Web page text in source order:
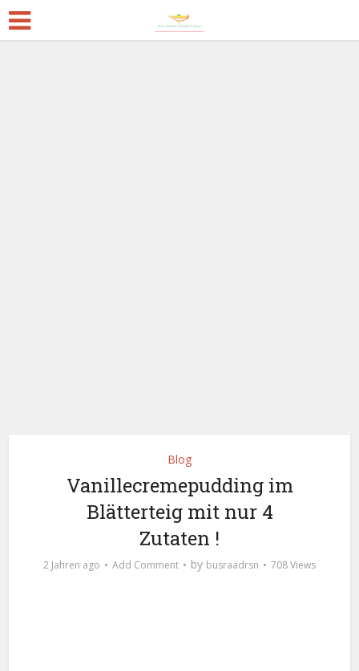
Blog
Vanillecremepudding im
Blätterteig mit nur 4
Zutaten !
2 Jahren ago Add Comment by busraadrsn 708 Views